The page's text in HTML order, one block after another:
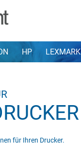
HP LEXMARK
für Ihren Drucker.